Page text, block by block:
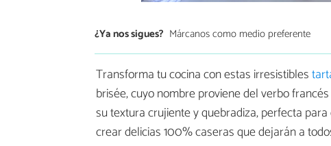
¿Ya nos sigues? Márcanos como medio preferente
Transforma tu cocina con estas irresistibles
brisée, cuyo nombre proviene del verbo
su textura crujiente y quebradiza, perfecta
crear delicias 100% caseras que dejarán a